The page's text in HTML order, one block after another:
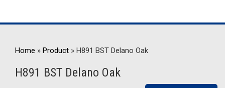
Home » Product » H891 BST Delano Oak
H891 BST Delano Oak